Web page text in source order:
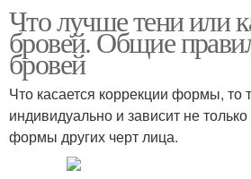
Что лучше тени или
бровей. Общие
бровей
Что касается коррекции формы, то
индивидуально и зависит не
формы других черт лица.